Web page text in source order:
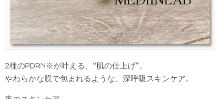
2種のPDRN※が叶える、“肌の仕上げ”。
やわらかな膜で包まれるような、深呼吸スキンケア。